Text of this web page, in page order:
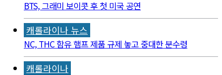
BTS, 그래미 보이콧 후 첫 미국 공연
캐롤라이나 뉴스
NC, THC 함유 햄프 제품 규제 놓고 중대한 분수령
캐롤라이나